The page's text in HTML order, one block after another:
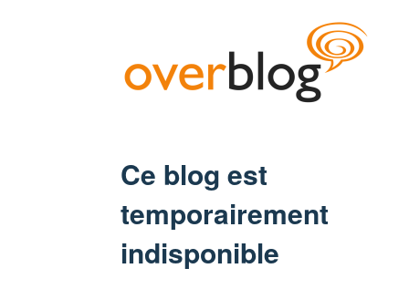
Ce blog est
temporairement
indisponible